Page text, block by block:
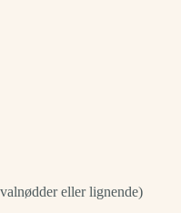
eller lignende)